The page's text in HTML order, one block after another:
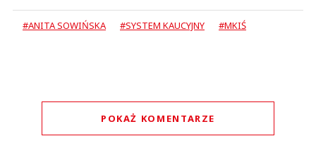
#ANITA SOWIŃSKA #SYSTEM KAUCYJNY #MKIŚ
POKAŻ KOMENTARZE